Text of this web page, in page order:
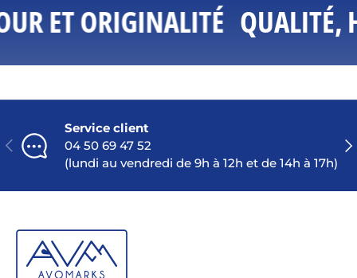
ET ORIGINALITÉ QUALITÉ,
PRÉCÉDENT
Service client
04 50 69 47 52
(lundi au vendredi de 9h à 12h et de 14h à 17h)